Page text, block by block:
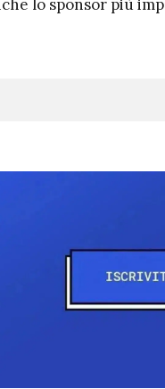
lo sponsor più